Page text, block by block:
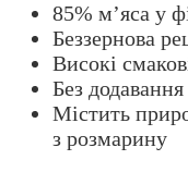
85% м’яса у
Беззернова
Високі
Без
Містить
з розмарину